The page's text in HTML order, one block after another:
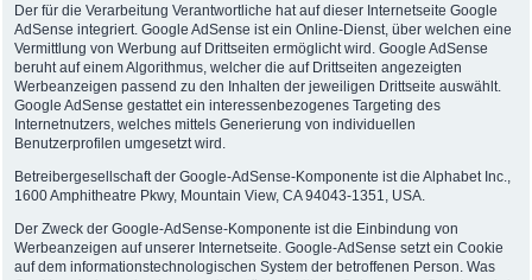
Der für die Verarbeitung Verantwortliche hat auf dieser Internetseite Google
AdSense integriert. Google AdSense ist ein Online-Dienst, über welchen eine
Vermittlung von Werbung auf Drittseiten ermöglicht wird. Google AdSense
beruht auf einem Algorithmus, welcher die auf Drittseiten angezeigten
Werbeanzeigen passend zu den Inhalten der jeweiligen Drittseite auswählt.
Google AdSense gestattet ein interessenbezogenes Targeting des
Internetnutzers, welches mittels Generierung von individuellen
Benutzerprofilen umgesetzt wird.
Betreibergesellschaft der Google-AdSense-Komponente ist die Alphabet Inc.,
1600 Amphitheatre Pkwy, Mountain View, CA 94043-1351, USA.
Der Zweck der Google-AdSense-Komponente ist die Einbindung von
Werbeanzeigen auf unserer Internetseite. Google-AdSense setzt ein Cookie
auf dem informationstechnologischen System der betroffenen Person. Was